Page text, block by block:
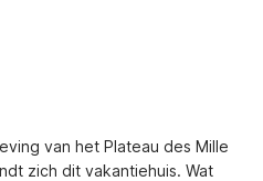
van het Plateau des Mille
zich dit vakantiehuis. Wat